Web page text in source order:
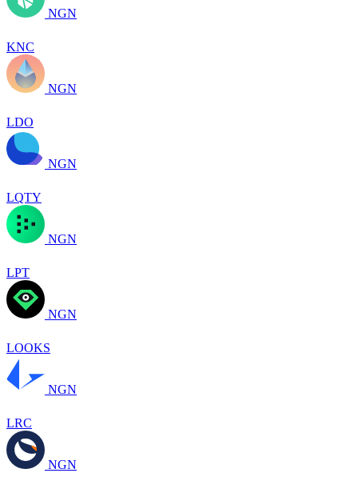
NGN
KNC
NGN
LDO
NGN
LQTY
NGN
LPT
NGN
LOOKS
NGN
LRC
NGN